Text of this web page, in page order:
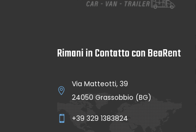
Rimani in Contatto con BeaRent
Via Matteotti, 39
24050 Grassobbio (BG)
+39 329 1383824